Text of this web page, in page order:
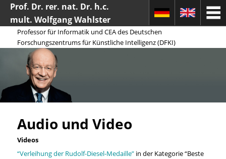
Prof. Dr. rer. nat. Dr. h.c.
mult. Wolfgang Wahlster
Professor für Informatik und CEA des Deutschen
Forschungszentrums für Künstliche Intelligenz (DFKI)
Audio und Video
Videos
“Verleihung der Rudolf-Diesel-Medaille” in der Kategorie “Beste